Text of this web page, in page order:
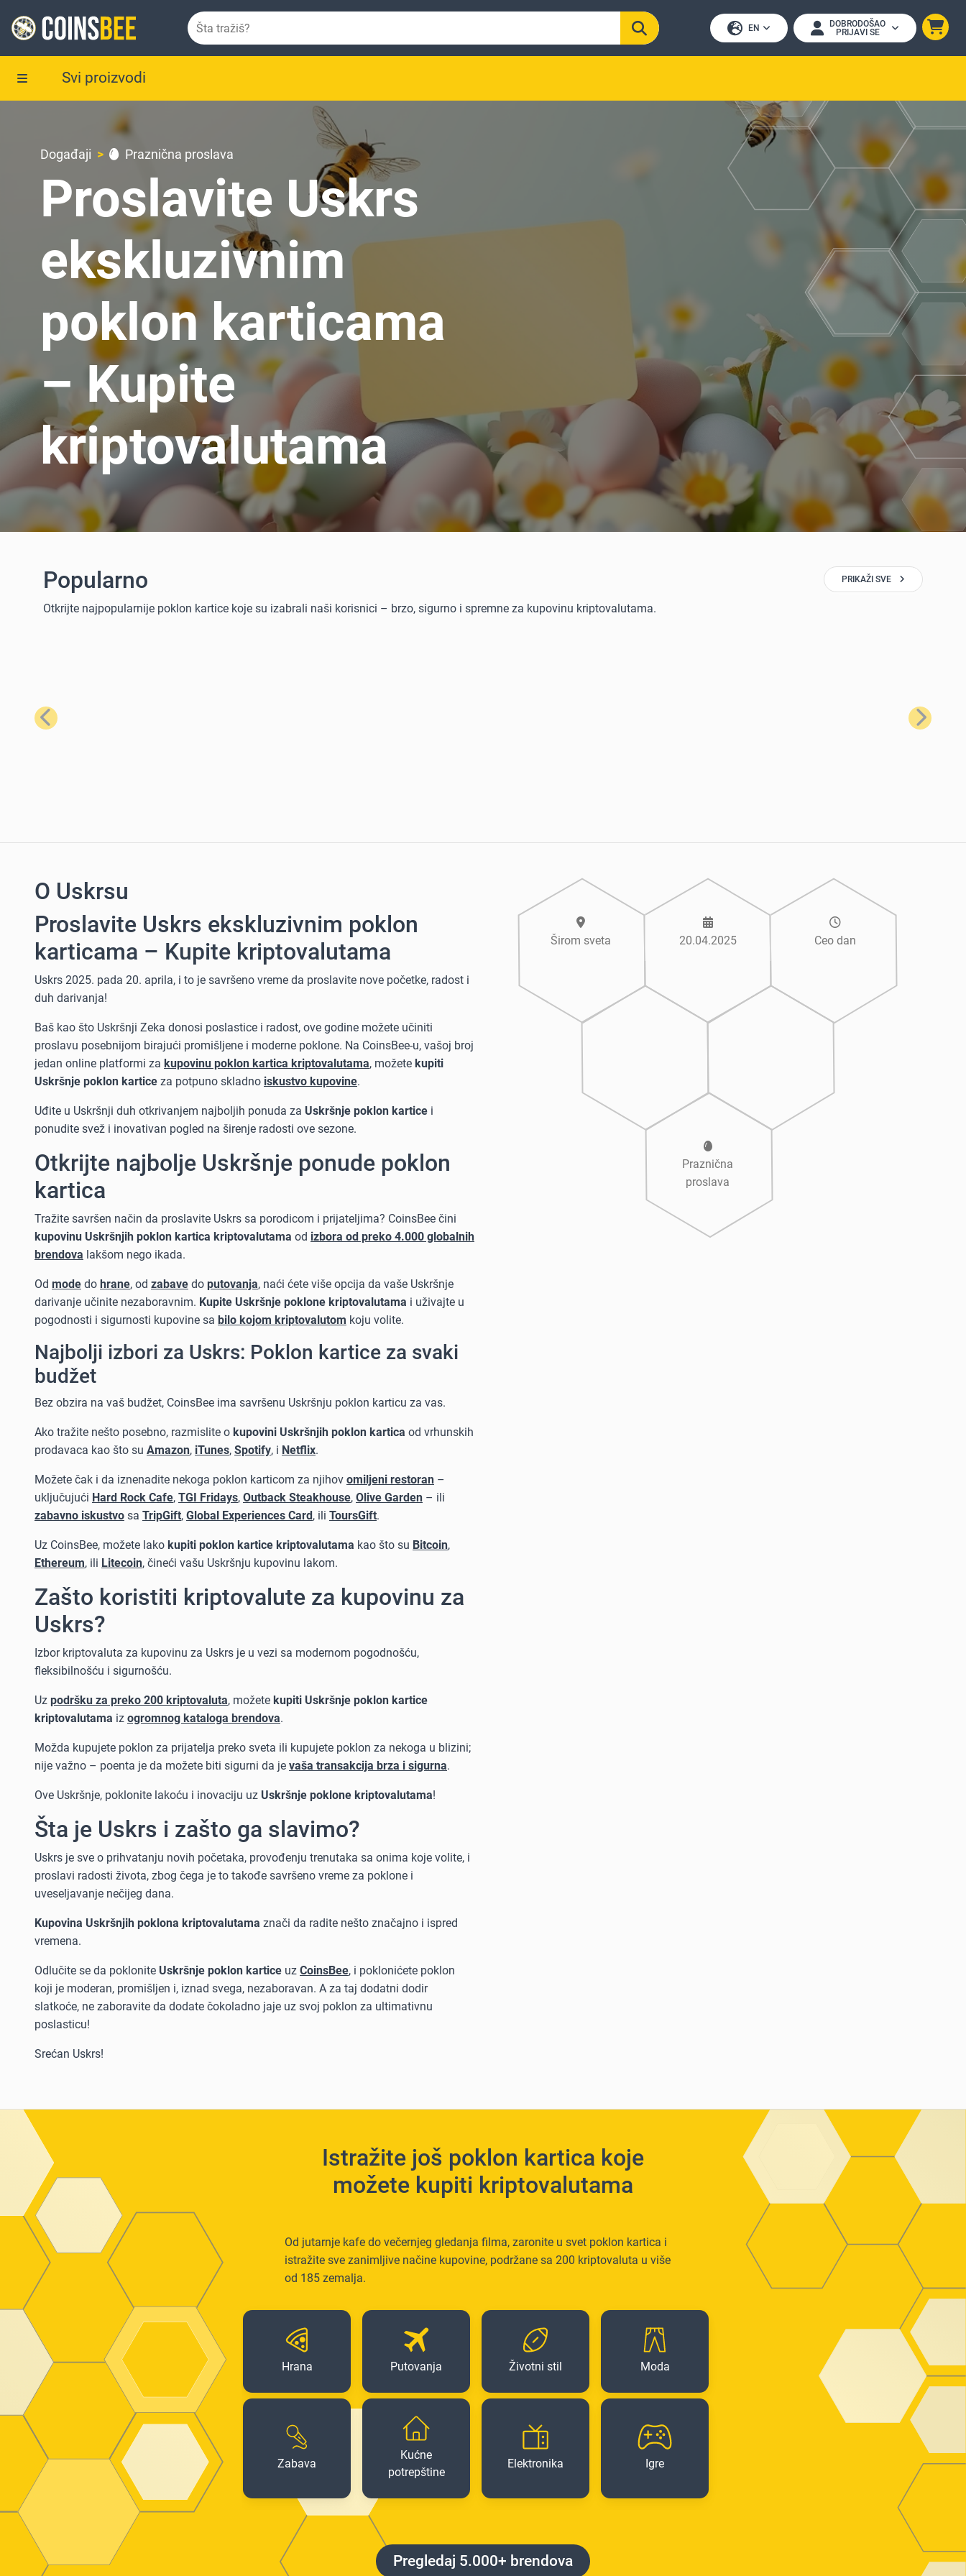
EN
DOBRODOŠAO
PRIJAVI SE
Svi proizvodi
Događaji Praznična proslava
Proslavite Uskrs
ekskluzivnim
poklon karticama
– Kupite
kriptovalutama
Popularno
Otkrijte najpopularnije poklon kartice koje su izabrali naši korisnici – brzo, sigurno i spremne za kupovinu kriptovalutama.
PRIKAŽI SVE
Prethodno Sledeće
O Uskrsu
Proslavite Uskrs ekskluzivnim poklon
karticama – Kupite kriptovalutama
Uskrs 2025. pada 20. aprila, i to je savršeno vreme da proslavite nove početke, radost i
duh darivanja!
Baš kao što Uskršnji Zeka donosi poslastice i radost, ove godine možete učiniti
proslavu posebnijom birajući promišljene i moderne poklone. Na CoinsBee-u, vašoj broj
jedan online platformi za kupovinu poklon kartica kriptovalutama, možete kupiti
Uskršnje poklon kartice za potpuno skladno iskustvo kupovine.
Uđite u Uskršnji duh otkrivanjem najboljih ponuda za Uskršnje poklon kartice i
ponudite svež i inovativan pogled na širenje radosti ove sezone.
Otkrijte najbolje Uskršnje ponude poklon
kartica
Tražite savršen način da proslavite Uskrs sa porodicom i prijateljima? CoinsBee čini
kupovinu Uskršnjih poklon kartica kriptovalutama od izbora od preko 4.000 globalnih
brendova lakšom nego ikada.
Od mode do hrane, od zabave do putovanja, naći ćete više opcija da vaše Uskršnje
darivanje učinite nezaboravnim. Kupite Uskršnje poklone kriptovalutama i uživajte u
pogodnosti i sigurnosti kupovine sa bilo kojom kriptovalutom koju volite.
Najbolji izbori za Uskrs: Poklon kartice za svaki
budžet
Bez obzira na vaš budžet, CoinsBee ima savršenu Uskršnju poklon karticu za vas.
Ako tražite nešto posebno, razmislite o kupovini Uskršnjih poklon kartica od vrhunskih
prodavaca kao što su Amazon, iTunes, Spotify, i Netflix.
Možete čak i da iznenadite nekoga poklon karticom za njihov omiljeni restoran –
uključujući Hard Rock Cafe, TGI Fridays, Outback Steakhouse, Olive Garden – ili
zabavno iskustvo sa TripGift, Global Experiences Card, ili ToursGift.
Uz CoinsBee, možete lako kupiti poklon kartice kriptovalutama kao što su Bitcoin,
Ethereum, ili Litecoin, čineći vašu Uskršnju kupovinu lakom.
Zašto koristiti kriptovalute za kupovinu za
Uskrs?
Izbor kriptovaluta za kupovinu za Uskrs je u vezi sa modernom pogodnošću,
fleksibilnošću i sigurnošću.
Uz podršku za preko 200 kriptovaluta, možete kupiti Uskršnje poklon kartice
kriptovalutama iz ogromnog kataloga brendova.
Možda kupujete poklon za prijatelja preko sveta ili kupujete poklon za nekoga u blizini;
nije važno – poenta je da možete biti sigurni da je vaša transakcija brza i sigurna.
Ove Uskršnje, poklonite lakoću i inovaciju uz Uskršnje poklone kriptovalutama!
Šta je Uskrs i zašto ga slavimo?
Uskrs je sve o prihvatanju novih početaka, provođenju trenutaka sa onima koje volite, i
proslavi radosti života, zbog čega je to takođe savršeno vreme za poklone i
uveseljavanje nečijeg dana.
Kupovina Uskršnjih poklona kriptovalutama znači da radite nešto značajno i ispred
vremena.
Odlučite se da poklonite Uskršnje poklon kartice uz CoinsBee, i poklonićete poklon
koji je moderan, promišljen i, iznad svega, nezaboravan. A za taj dodatni dodir
slatkoće, ne zaboravite da dodate čokoladno jaje uz svoj poklon za ultimativnu
poslasticu!
Srećan Uskrs!
Širom sveta 20.04.2025 Ceo dan
Praznična
proslava
Istražite još poklon kartica koje
možete kupiti kriptovalutama
Od jutarnje kafe do večernjeg gledanja filma, zaronite u svet poklon kartica i
istražite sve zanimljive načine kupovine, podržane sa 200 kriptovaluta u više
od 185 zemalja.
Hrana Putovanja Životni stil Moda
Zabava
Kućne
potrepštine
Elektronika Igre
Pregledaj 5.000+ brendova